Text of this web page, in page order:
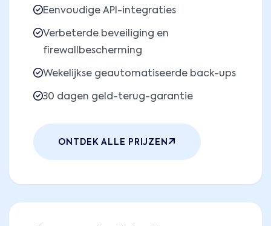
Eenvoudige API-integraties
Verbeterde beveiliging en
firewallbescherming
Wekelijkse geautomatiseerde back-ups
30 dagen geld-terug-garantie
ONTDEK ALLE PRIJZEN